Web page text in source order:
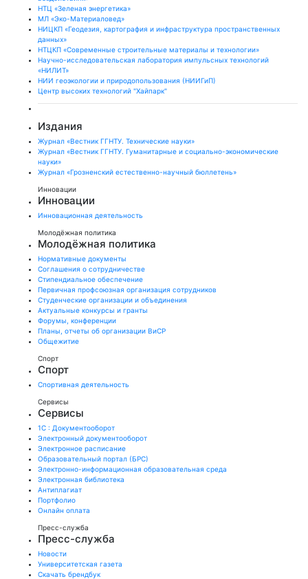
НТЦ «Зеленая энергетика»
МЛ «Эко-Материаловед»
НИЦКП «Геодезия, картография и инфраструктура пространственных
данных»
НТЦКП «Современные строительные материалы и технологии»
Научно-исследовательская лаборатория импульсных технологий
«НИЛИТ»
НИИ геоэкологии и природопользования (НИИГиП)
Центр высоких технологий "Хайпарк"
Издания
Журнал «Вестник ГГНТУ. Технические науки»
Журнал «Вестник ГГНТУ. Гуманитарные и социально-экономические
науки»
Журнал «Грозненский естественно-научный бюллетень»
Инновации
Инновации
Инновационная деятельность
Молодёжная политика
Молодёжная политика
Нормативные документы
Соглашения о сотрудничестве
Стипендиальное обеспечение
Первичная профсоюзная организация сотрудников
Студенческие организации и объединения
Актуальные конкурсы и гранты
Форумы, конференции
Планы, отчеты об организации ВиСР
Общежитие
Спорт
Спорт
Спортивная деятельность
Сервисы
Сервисы
1С : Документооборот
Электронный документооборот
Электронное расписание
Образовательный портал (БРС)
Электронно-информационная образовательная среда
Электронная библиотека
Антиплагиат
Портфолио
Онлайн оплата
Пресс-служба
Пресс-служба
Новости
Университетская газета
Скачать брендбук